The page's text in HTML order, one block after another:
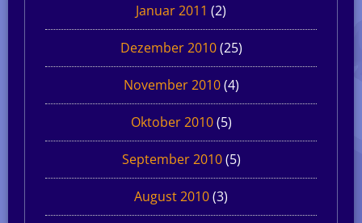
Januar 2011 (2)
Dezember 2010(25)
November 2010(4)
Oktober 2010(5)
September 2010(5)
August 2010(3)